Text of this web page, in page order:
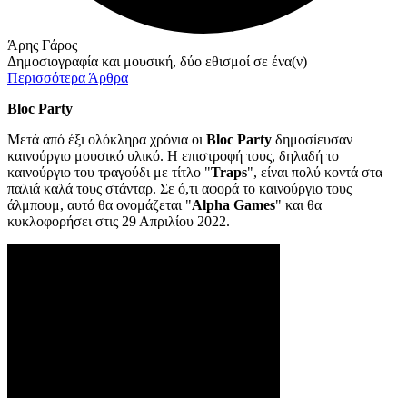
Άρης Γάρος
Δημοσιογραφία και μουσική, δύο εθισμοί σε ένα(ν)
Περισσότερα Άρθρα
Bloc Party
Μετά από έξι ολόκληρα χρόνια οι Bloc Party δημοσίευσαν
καινούργιο μουσικό υλικό. Η επιστροφή τους, δηλαδή το
καινούργιο του τραγούδι με τίτλο "Traps", είναι πολύ κοντά στα
παλιά καλά τους στάνταρ. Σε ό,τι αφορά το καινούργιο τους
άλμπουμ, αυτό θα ονομάζεται "Alpha Games" και θα
κυκλοφορήσει στις 29 Απριλίου 2022.